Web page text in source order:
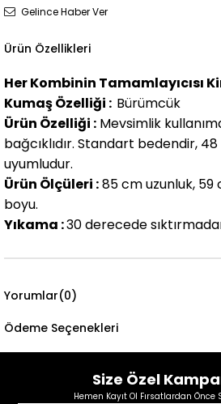
Gelince Haber Ver
Ürün Özellikleri
Her Kombinin Tamamlayıcısı
Kumaş Özelliği : Bürümcük
Ürün Özelliği : Mevsimlik
bağcıklıdır. Standart bedendir,
uyumludur.
Ürün Ölçüleri :85 cm uzunluk,
boyu.
Yıkama :30 derecede
Yorumlar(0)
Ödeme Seçenekleri
Size Özel
Hemen Kayıt Ol Fırsatlardan Önce